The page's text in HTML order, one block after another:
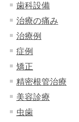
歯科設備
治療の痛み
治療例
症例
矯正
精密根管治療
美容診療
虫歯